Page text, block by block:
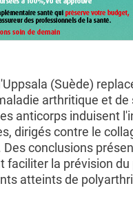
(Suède)
arthritique et de
anticorps induisent
dirigés contre le
conclusions
faciliter la prévision
atteints de